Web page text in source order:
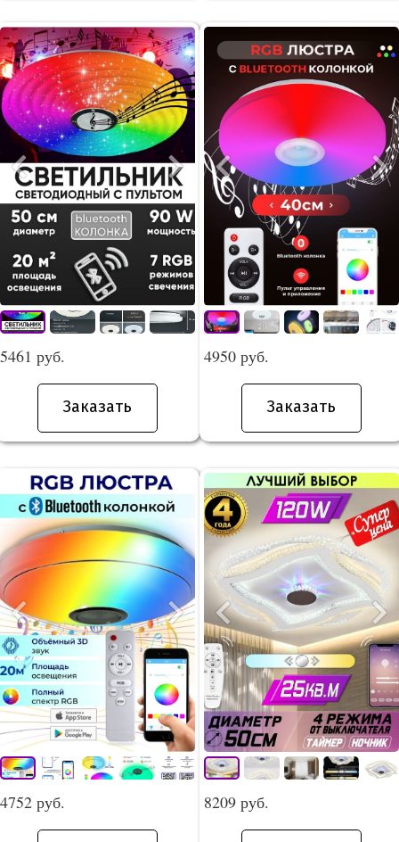
5461 руб.
Заказать
4950 руб.
Заказать
4752 руб. 8209 руб.